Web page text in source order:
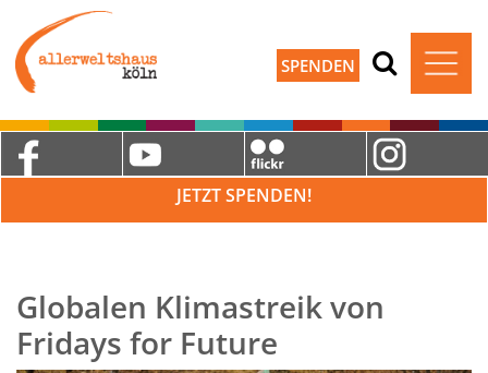
SPENDEN
JETZT SPENDEN!
Globalen Klimastreik von
Fridays for Future